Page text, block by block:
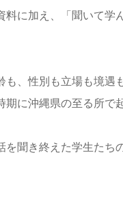
に加え、「聞いて学
、性別も立場も境遇
に沖縄県の至る所で
聞き終えた学生たち